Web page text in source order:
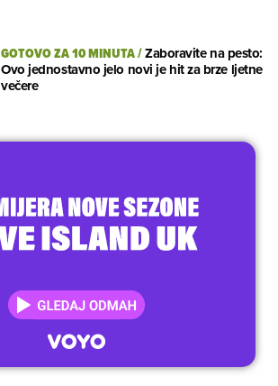
GOTOVO ZA 10 MINUTA/Zaboravite na pesto:
Ovo jednostavno jelo novi je hit za brze ljetne
večere